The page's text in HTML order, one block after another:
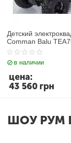
Детский
Comman Balu
в наличии
43 560 грн
цена:
ШОУ РУМ